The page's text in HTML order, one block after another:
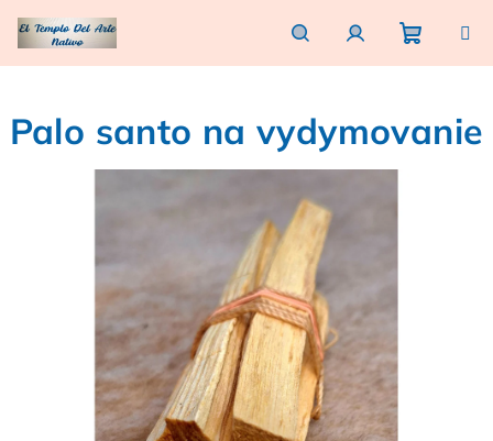
obsah
HľadaťPrihlásenie
košík
Palo santo na vydymovanie